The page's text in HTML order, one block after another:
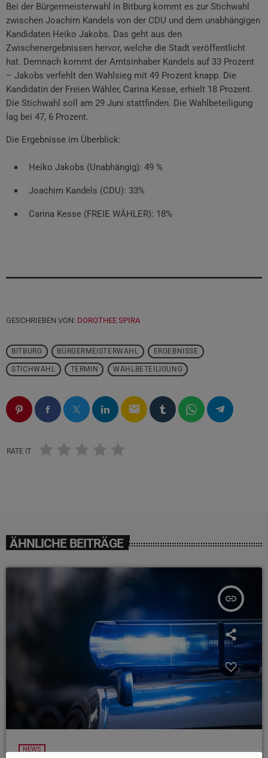
Bei der Bürgermeisterwahl in Bitburg kommt es zur Stichwahl
zwischen Joachim Kandels von der CDU und dem unabhängigen
Kandidaten Heiko Jakobs. Das geht aus den
Zwischenergebnissen hervor, welche die Stadt veröffentlicht
hat. Demnach kommt der Amtsinhaber Kandels auf 33 Prozent
– Jakobs verfehlt den Wahlsieg mit 49 Prozent knapp. Die
Kandidatin der Freien Wähler, Carina Kesse, erhielt 18 Prozent.
Die Stichwahl soll am 29 Juni stattfinden. Die Wahlbeteiligung
lag bei 47, 6 Prozent.
Die Ergebnisse im Überblick:
Heiko Jakobs (Unabhängig): 49 %
Joachim Kandels (CDU): 33%
Carina Kesse (FREIE WÄHLER): 18%
GESCHRIEBEN VON: DOROTHEE SPIRA
BITBURG BÜRGERMEISTERWAHL ERGEBNISSE
STICHWAHL TERMIN WAHLBETEILIGUNG
email
RATE IT
ÄHNLICHE BEITRÄGE
insert_link
NEWS